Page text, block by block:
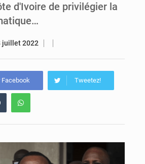
d'Ivoire de privilégier la
juillet 2022
Facebook Tweetez!